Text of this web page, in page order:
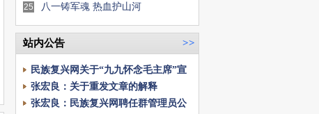
25 八一铸军魂 热血护山河
站内公告 >>
民族复兴网关于“九九怀念毛主席”宣
传的公告
张宏良：关于重发文章‮解的‬释
张宏良：民族复兴网聘任群管理员公